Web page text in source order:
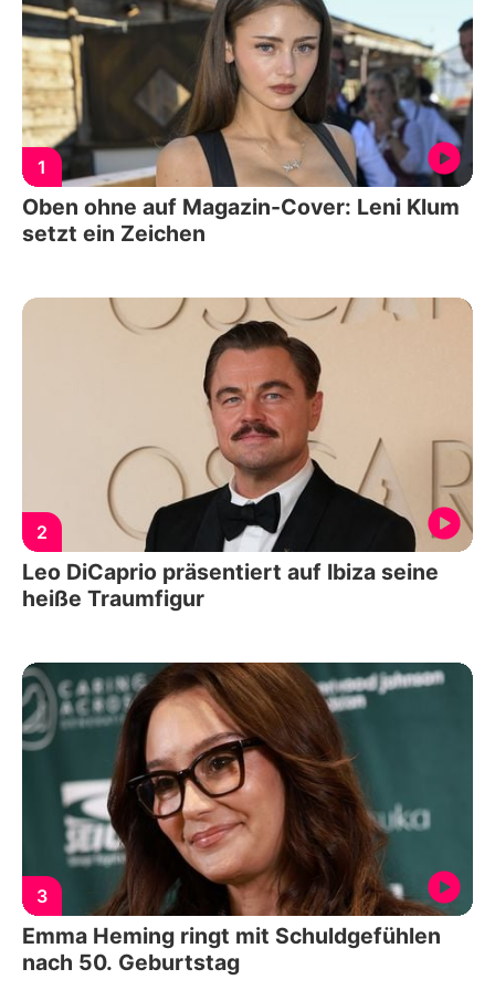
1
Oben ohne auf Magazin-Cover: Leni Klum
setzt ein Zeichen
2
Leo DiCaprio präsentiert auf Ibiza seine
heiße Traumfigur
3
Emma Heming ringt mit Schuldgefühlen
nach 50. Geburtstag